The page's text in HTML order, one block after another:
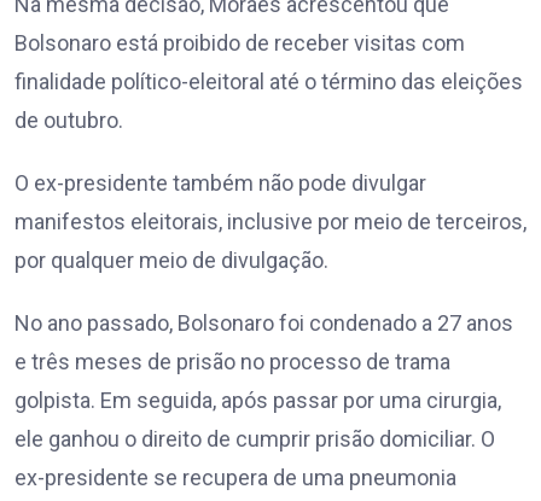
Bolsonaro está proibido de receber visitas com
finalidade político-eleitoral até o término das eleições
de outubro.
O ex-presidente também não pode divulgar
manifestos eleitorais, inclusive por meio de terceiros,
por qualquer meio de divulgação.
No ano passado, Bolsonaro foi condenado a 27 anos
e três meses de prisão no processo de trama
golpista. Em seguida, após passar por uma cirurgia,
ele ganhou o direito de cumprir prisão domiciliar. O
ex-presidente se recupera de uma pneumonia